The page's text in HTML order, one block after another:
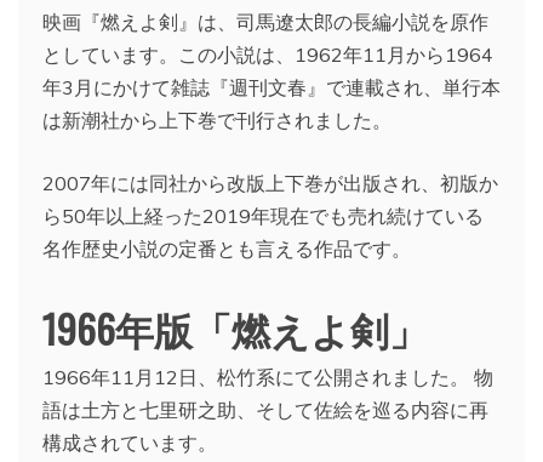
映画『燃えよ剣』は、司馬遼太郎の長編小説を原作
としています。この小説は、1962年11月から1964
年3月にかけて雑誌『週刊文春』で連載され、単行本
は新潮社から上下巻で刊行されました。
2007年には同社から改版上下巻が出版され、初版か
ら50年以上経った2019年現在でも売れ続けている
名作歴史小説の定番とも言える作品です。
1966年版「燃えよ剣」
1966年11月12日、松竹系にて公開されました。 物
語は土方と七里研之助、そして佐絵を巡る内容に再
構成されています。